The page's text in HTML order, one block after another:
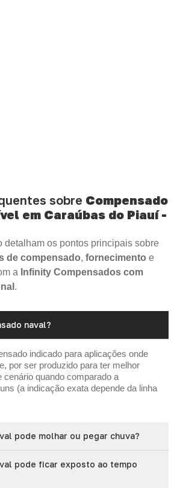
sobre Compensado
em Caraúbas do Piauí -
detalham os pontos principais sobre
de compensado, fornecimento e
a Infinity Compensados com
.
naval?
indicado para aplicações onde
por ser produzido para ter melhor
cenário quando comparado a
(a indicação exata depende da linha
pode molhar ou pegar chuva?
pode ficar exposto ao tempo